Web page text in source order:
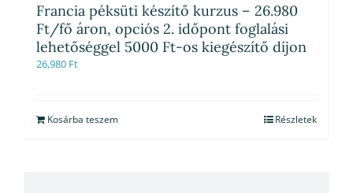
Francia péksüti készítő kurzus – 26.980
Ft/fő áron, opciós 2. időpont foglalási
lehetőséggel 5000 Ft-os kiegészítő díjon
26,980 Ft
Kosárba teszem Részletek